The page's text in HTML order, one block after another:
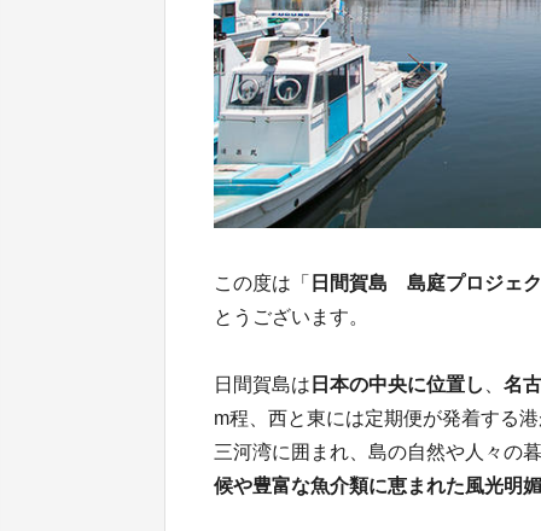
この度は「 日間賀島 島庭プロジェ
とうございます。
日間賀島は 日本の中央に位置し
名
m程、西と東には定期便が発着する
三河湾に囲まれ、島の自然や人々の
候や豊富な魚介類に恵まれた風光明